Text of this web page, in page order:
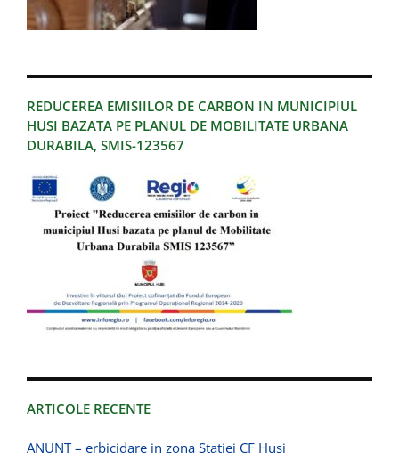
REDUCEREA EMISIILOR DE CARBON IN MUNICIPIUL
HUSI BAZATA PE PLANUL DE MOBILITATE URBANA
DURABILA, SMIS-123567
ARTICOLE RECENTE
ANUNT – erbicidare in zona Statiei CF Husi